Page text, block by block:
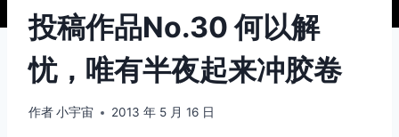
投稿作品No.30 何以解
忧，唯有半夜起来冲胶卷
作者小宇宙 2013 年 5 月 16 日